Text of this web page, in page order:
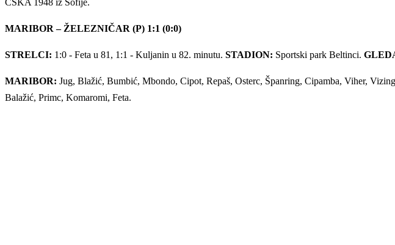
CSKA 1948 iz Sofije.
MARIBOR – ŽELEZNIČAR (P) 1:1 (0:0)
STRELCI: 1:0 - Feta u 81, 1:1 - Kuljanin u 82. minutu. STADION: Sportski park Beltinci.
MARIBOR: Jug, Blažić, Bumbić, Mbondo, Cipot, Repaš, Osterc, Španring, Cipamba, Viher,
Balažić, Primc, Komaromi, Feta.